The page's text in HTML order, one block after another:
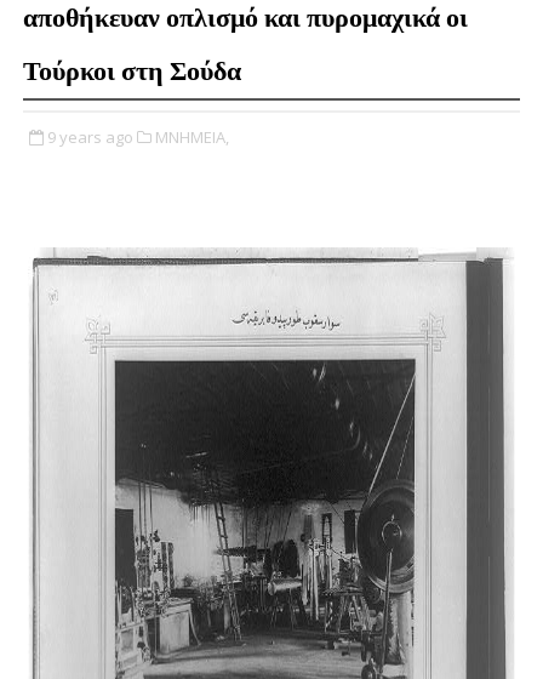
αποθήκευαν οπλισμό και πυρομαχικά οι
Τούρκοι στη Σούδα
9 years ago ΜΝΗΜΕΙΑ,